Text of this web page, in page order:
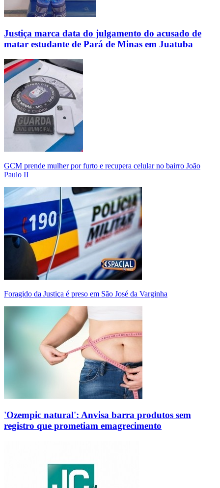
Justiça marca data do julgamento do acusado de
matar estudante de Pará de Minas em Juatuba
GCM prende mulher por furto e recupera celular no bairro João
Paulo II
Foragido da Justiça é preso em São José da Varginha
'Ozempic natural': Anvisa barra produtos sem
registro que prometiam emagrecimento